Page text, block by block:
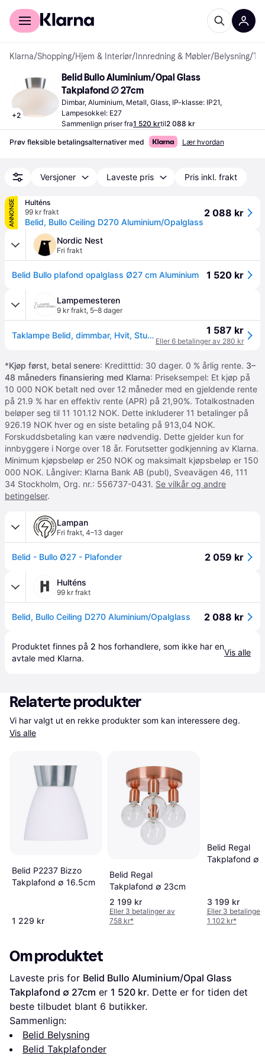
For kunder
Klarna/Shopping/Hjem & Interiør/ Innredning & Møbler/Belysning/
+2
Belid Bullo Aluminium/Opal Glass
Takplafond ∅ 27cm
Dimbar, Aluminium, Metall, Glass, IP-klasse: IP21,
Lampesokkel: E27
Sammenlign priser fra1 520 krtil2 088 kr
Prøv fleksible betalingsalternativer med Lær hvordan
Versjoner Laveste pris Pris inkl. frakt
ANNONSE
Hulténs
99 kr frakt
Belid, Bullo Ceiling D270 Aluminium/Opalglass
2 088 kr
Nordic Nest
Fri frakt
Belid Bullo plafond opalglass Ø27 cm Aluminium 1 520 kr
Lampemesteren
9 kr frakt, 5–8 dager
Taklampe Belid, dimmbar, Hvit, Stue, Glass 1 587 kr
Eller 6 betalinger av 280 kr
*Kjøp først, betal senere: Kreditttid: 30 dager. 0 % årlig rente. 3–
48 måneders finansiering med Klarna: Priseksempel: Et kjøp på
10 000 NOK betalt ned over 12 måneder med en gjeldende rente
på 21.9 % har en effektiv rente (APR) på 21,90%. Totalkostnaden
beløper seg til 11 101.12 NOK. Dette inkluderer 11 betalinger på
926.19 NOK hver og en siste betaling på 913,04 NOK.
Forskuddsbetaling kan være nødvendig. Dette gjelder kun for
innbyggere i Norge over 18 år. Forutsetter godkjenning av Klarna.
Minimum kjøpsbeløp er 250 NOK og maksimalt kjøpsbeløp er 150
000 NOK. Långiver: Klarna Bank AB (publ), Sveavägen 46, 111
34 Stockholm, Org. nr.: 556737-0431. Se vilkår og andre
betingelser.
Lampan
Fri frakt, 4–13 dager
Belid - Bullo Ø27 - Plafonder 2 059 kr
Hulténs
99 kr frakt
Belid, Bullo Ceiling D270 Aluminium/Opalglass 2 088 kr
Produktet finnes på 2 hos forhandlere, som ikke har en
avtale med Klarna.
Vis alle
Relaterte produkter
Vis alle
Belid P2237 Bizzo
Takplafond ∅ 16.5cm
1 229 kr
Belid Regal
Takplafond ∅ 23cm
2 199 kr
Eller 3 betalinger av
758 kr*
Belid Regal
Takplafond ∅
3 199 kr
Eller 3 betalinger
1 102 kr*
Om produktet
Laveste pris for Belid Bullo Aluminium/Opal Glass
Takplafond ∅ 27cm er 1 520 kr. Dette er for tiden det
beste tilbudet blant 6 butikker.
Sammenlign:
Belid Belysning
Belid Takplafonder